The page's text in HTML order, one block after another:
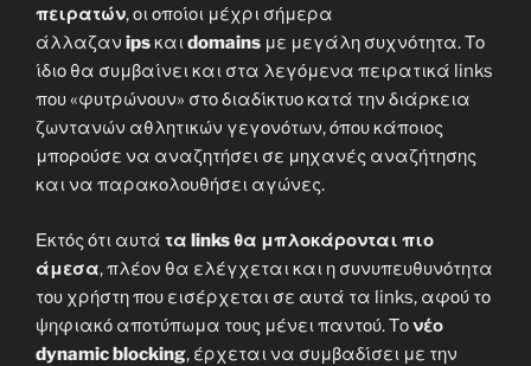
πειρατών, οι οποίοι μέχρι σήμερα
άλλαζαν ipsκαιdomains με μεγάλη συχνότητα. Το
ίδιο θα συμβαίνει και στα λεγόμενα πειρατικά links
που «φυτρώνουν» στο διαδίκτυο κατά την διάρκεια
ζωντανών αθλητικών γεγονότων, όπου κάποιος
μπορούσε να αναζητήσει σε μηχανές αναζήτησης
και να παρακολουθήσει αγώνες.
Εκτός ότι αυτά τα links θα μπλοκάρονται πιο
άμεσα, πλέον θα ελέγχεται και η συνυπευθυνότητα
του χρήστη που εισέρχεται σε αυτά τα links, αφού το
ψηφιακό αποτύπωμα τους μένει παντού. Τονέο
dynamic blocking, έρχεται να συμβαδίσει με την